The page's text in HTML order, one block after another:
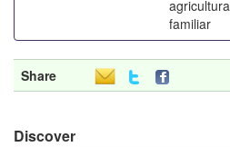
agricultura
familiar
Share
Discover